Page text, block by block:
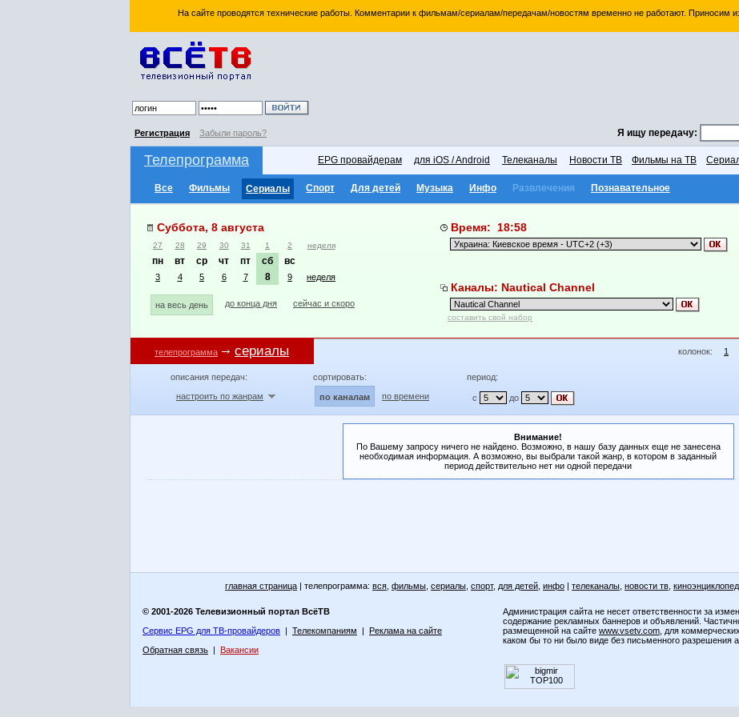
На сайте проводятся технические работы. Комментарии к фильмам/сериалам/передачам/новостям временно не работают. Приносим
Регистрация Забыли пароль? Я ищу передачу:
Телепрограмма EPG провайдерам для iOS / Android Телеканалы Новости ТВ Фильмы на ТВ
Все Фильмы Сериалы Спорт Для детей Музыка Инфо Развлечения Познавательное
Суббота, 8 августа
27 28 29 30 31 1 2 неделя
пн вт ср чт пт сб вс
3 4 5 6 7 8 9 неделя
на весь день до конца дня сейчас и скоро
Время: 18:58
Каналы: Nautical Channel
составить свой набор
телепрограмма сериалы колонок: 1
описания передач:
настроить по жанрам
сортировать:
по каналам по времени
период:
с до
Внимание!
По Вашему запросу ничего не найдено. Возможно, в нашу базу данных еще не занесена
необходимая информация. А возможно, вы выбрали такой жанр, в котором в заданный
период действительно нет ни одной передачи
главная страница | телепрограмма: вся фильмы сериалы спорт, для детей инфо | телеканалы новости тв
© 2001-2026 Телевизионный портал ВсёТВ
Сервис EPG для ТВ-провайдеров | Телекомпаниям | Реклама на сайте
Обратная связь | Вакансии
Администрация сайта не несет ответственности за
содержание рекламных баннеров и объявлений.
размещенной на сайте www.vsetv.com , для
каком бы то ни было виде без письменного разрешения